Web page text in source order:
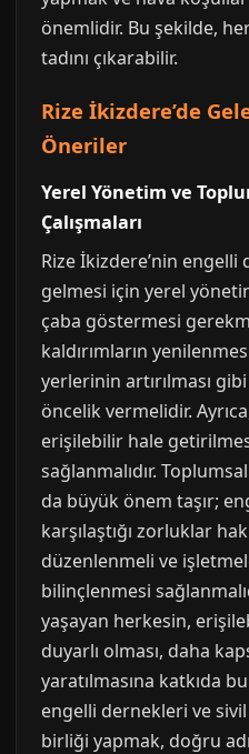
önemlidir. Bu şekilde,
tadını çıkarabilir.
Rize İkizdere’de
Öneriler
Yerel Yönetim ve
Çalışmaları
Rize İkizdere’nin
gelmesi için yerel
çaba göstermesi
kaldırımların
yerlerinin artırılması
öncelik vermelidir.
erişilebilir hale
sağlanmalıdır.
da büyük önem taşır;
karşılaştığı zorluklar
düzenlenmeli ve
bilinçlenmesi
yaşayan herkesin,
duyarlı olması, daha
yaratılmasına katkıda
engelli dernekleri ve
birliği yapmak, doğru